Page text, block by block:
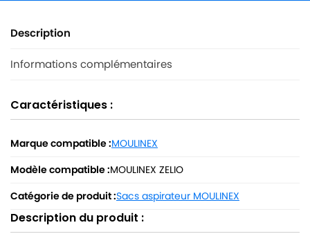
Description
Informations complémentaires
Caractéristiques :
Marque compatible :MOULINEX
Modèle compatible :MOULINEX ZELIO
Catégorie de produit :Sacs aspirateur MOULINEX
Description du produit :